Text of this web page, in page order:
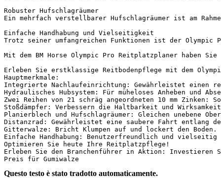
Robuster Hufschlagräumer
Ein mehrfach verstellbarer Hufschlagräumer ist am
Einfache Handhabung und Vielseitigkeit
Trotz seiner umfangreichen Funktionen ist der Olympic
Mit dem BM Horse Olympic Pro Reitplatzplaner
Erleben Sie erstklassige Reitbodenpflege mit dem
Hauptmerkmale:
Integrierte Nachlaufeinrichtung: Gewährleistet einen
Hydraulisches Hubsystem: Für müheloses Anheben und
Zwei Reihen von 21 schräg angeordneten 10 mm Zinken:
Stoßdämpfer: Verbessern die Haltbarkeit und
Planierblech und Hufschlagräumer: Gleichen unebene
Distanzrad: Gewährleistet eine saubere Fahrt entlang
Gitterwalze: Bricht Klumpen auf und lockert den Boden.
Einfache Handhabung: Benutzerfreundlich und
Optimieren Sie heute Ihre Reitplatzpflege!
Erleben Sie den Branchenführer in Aktion: Investieren
Preis für Gumiwalze
Questo testo è stato tradotto automaticamente.